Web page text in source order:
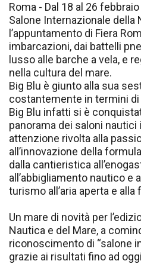
Roma - Dal 18 al 26
Salone Internazionale della
l’appuntamento di Fiera
imbarcazioni, dai battelli
lusso alle barche a vela, e
nella cultura del mare.
Big Blu è giunto alla sua
costantemente in termini
Big Blu infatti si è
panorama dei saloni nautici
attenzione rivolta alla
all’innovazione della
dalla cantieristica
all’abbigliamento nautico e
turismo all’aria aperta e
Un mare di novità per
Nautica e del Mare, a
riconoscimento di “salone
grazie ai risultati fino ad